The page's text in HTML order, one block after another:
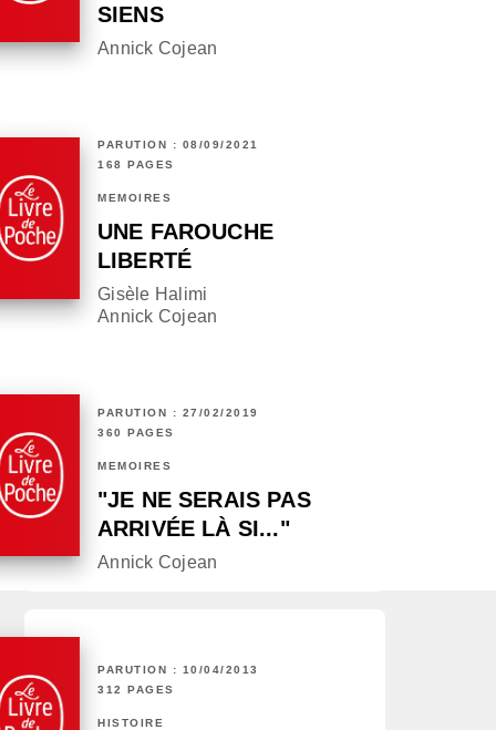
SIENS
Annick Cojean
PARUTION : 08/09/2021
168 PAGES
MÉMOIRES
UNE FAROUCHE
LIBERTÉ
Gisèle Halimi
Annick Cojean
PARUTION : 27/02/2019
360 PAGES
MÉMOIRES
"JE NE SERAIS PAS
ARRIVÉE LÀ SI..."
Annick Cojean
PARUTION : 10/04/2013
312 PAGES
HISTOIRE